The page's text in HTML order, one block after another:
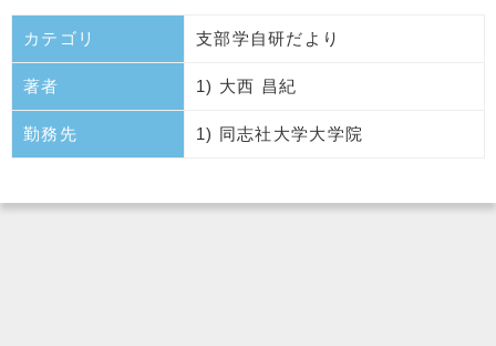
カテゴリ 支部学自研だより
著者 1) 大西 昌紀
勤務先 1) 同志社大学大学院